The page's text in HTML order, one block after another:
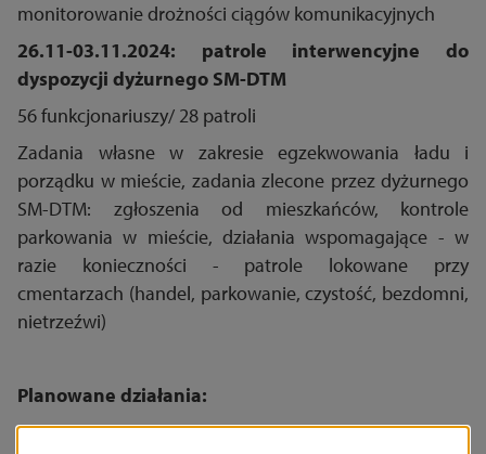
monitorowanie drożności ciągów komunikacyjnych
26.11-03.11.2024: patrole interwencyjne do
dyspozycji dyżurnego SM-DTM
56 funkcjonariuszy/ 28 patroli
Zadania własne w zakresie egzekwowania ładu i
porządku w mieście, zadania zlecone przez dyżurnego
SM-DTM: zgłoszenia od mieszkańców, kontrole
parkowania w mieście, działania wspomagające - w
razie konieczności - patrole lokowane przy
cmentarzach (handel, parkowanie, czystość, bezdomni,
nietrzeźwi)
Planowane działania:
1. Wspólne działania z Policją z Ruchu Drogowego w